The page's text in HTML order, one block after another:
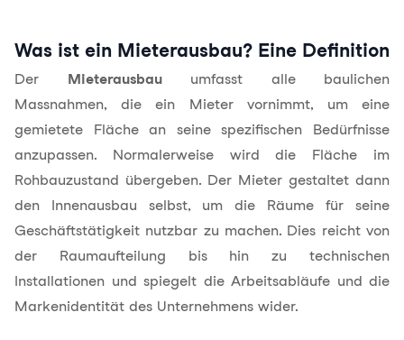
Was ist ein Mieterausbau? Eine Definition
Der Mieterausbauumfasst alle baulichen
Massnahmen, die ein Mieter vornimmt, um eine
gemietete Fläche an seine spezifischen Bedürfnisse
anzupassen. Normalerweise wird die Fläche im
Rohbauzustand übergeben. Der Mieter gestaltet dann
den Innenausbau selbst, um die Räume für seine
Geschäftstätigkeit nutzbar zu machen. Dies reicht von
der Raumaufteilung bis hin zu technischen
Installationen und spiegelt die Arbeitsabläufe und die
Markenidentität des Unternehmens wider.